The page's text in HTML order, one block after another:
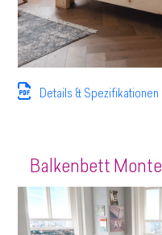
Details & Spezifikationen
Balkenbett Monte